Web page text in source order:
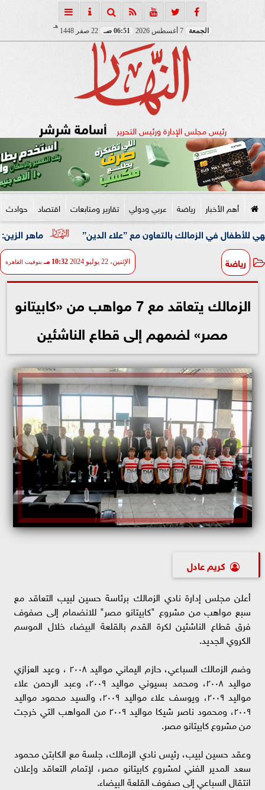
الجمعة 7 أغسطس 2026 06:51 صـ 22 صفر 1448
هـ
رئيس مجلس الإدارة ورئيس التحرير أسامة شرشر
أهم الأخبار رياضة عربي ودولي تقارير ومتابعات اقتصاد حوادث
ماهر الزين: 25 حافلة تُعيد 1250 سودانيًا ضمن الفوج الـ41.. والالتزام بوثائق السفر عزز انسيابية العودة الطوعية بالتعاون مع ”علاء الدين”
رياضة الإثنين، 22 يوليو 2024 10:32 مـ بتوقيت القاهرة
الزمالك يتعاقد مع 7 مواهب من «كابيتانو
مصر» لضمهم إلى قطاع الناشئين
كريم عادل
أعلن مجلس إدارة نادي الزمالك برئاسة حسين لبيب التعاقد مع
سبع مواهب من مشروع "كابيتانو مصر" للانضمام إلى صفوف
فرق قطاع الناشئين لكرة القدم بالقلعة البيضاء خلال الموسم
الكروي الجديد.
وضم الزمالك السباعي، حازم اليماني مواليد ٢٠٠٨ ، وعيد العزازي
مواليد ٢٠٠٨، ومحمد بسيوني مواليد ٢٠٠٩، وعبد الرحمن علاء
مواليد ٢٠٠٩، ويوسف علاء مواليد ٢٠٠٩، والسيد محمود مواليد
٢٠٠٩، ومحمود ناصر شيكا مواليد ٢٠٠٩ من المواهب التي خرجت
من مشروع كابيتانو مصر.
وعقد حسين لبيب، رئيس نادي الزمالك، جلسة مع الكابتن محمود
سعد المدير الفني لمشروع كابيتانو مصر، لإتمام التعاقد وإعلان
انتقال السباعي إلى صفوف القلعة البيضاء.